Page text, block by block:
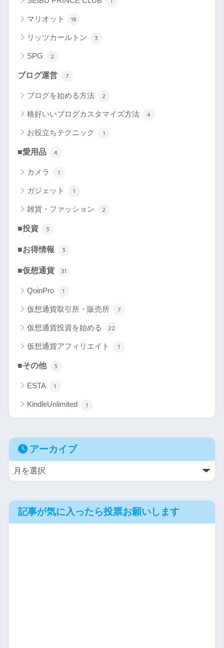
マリオット 18
リッツカールトン 3
SPG 2
ブログ運営 7
ブログを始める方法 2
格好いいブログカスタマイズ方法 4
お役立ちテクニック 1
■愛用品 4
カメラ 1
ガジェット 1
雑貨・ファッション 2
■投資 3
■お得情報 3
■仮想通貨 31
QoinPro 1
仮想通貨取引所・販売所 7
仮想通貨投資を始める 22
仮想通貨アフィリエイト 1
■その他 3
ESTA 1
KindleUnlimited 1
アーカイブ
記事が気に入ったら投票お願いします